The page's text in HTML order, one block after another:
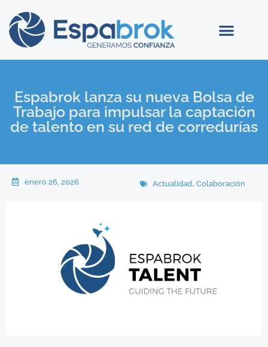
Espabrok lanza su nueva Bolsa de
Trabajo para impulsar la captación
de talento en su red de corredurías
enero 26, 2026 Actualidad, Colaboración